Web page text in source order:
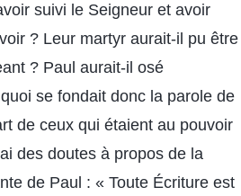
suivi le Seigneur et avoir
? Leur martyr aurait-il pu être
? Paul aurait-il osé
se fondait donc la parole de
de ceux qui étaient au pouvoir
des doutes à propos de la
de Paul : « Toute Écriture est